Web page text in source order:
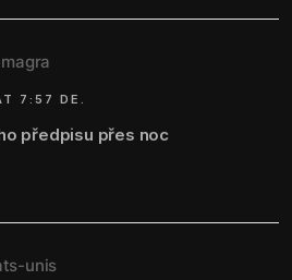
7:57 DE.
předpisu přes noc
unis